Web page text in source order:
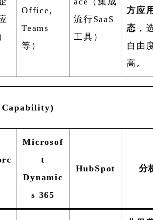
Office,
Teams
等）
流行SaaS
工具）
方应
态 ，
自由
高。
Capability)
Microsof
t
Dynamic
s 365
HubSpot 分